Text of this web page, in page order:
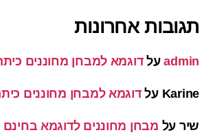
תגובות אחרונות
adminעלדוגמא למבחן מחוננים
Karine עלדוגמא למבחן מחוננים
שיר על מבחן מחוננים לדוגמא בחינם